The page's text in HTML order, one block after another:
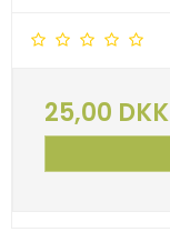
25,00 DKK